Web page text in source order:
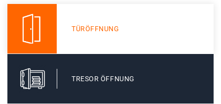
TÜRÖFFNUNG
TRESOR ÖFFNUNG